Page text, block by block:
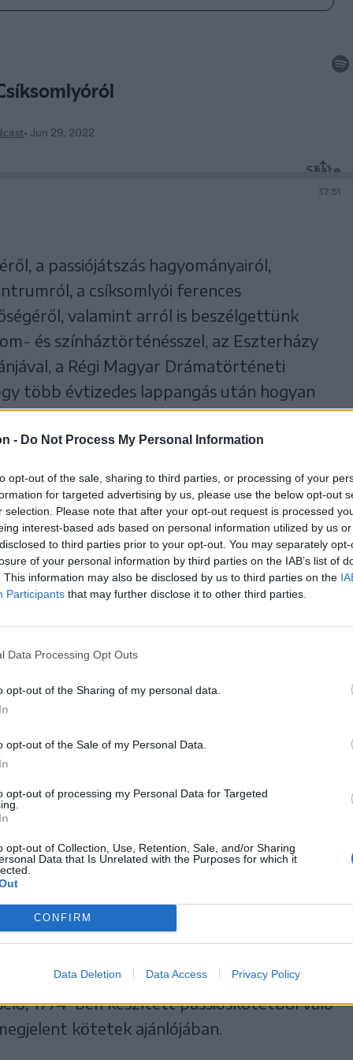
- Do Not Process My Personal Information
opt-out of the sale, sharing to third parties, or processing of your
for targeted advertising by us, please use the below opt-out
selection. Please note that after your opt-out request is processed
interest-based ads based on personal information utilized by us
to third parties prior to your opt-out. You may separately
of your personal information by third parties on the IAB’s list of
This information may also be disclosed by us to third parties on the
Participants that may further disclose it to other third parties.
Data Processing Opt Outs
opt-out of the Sharing of my personal data.
opt-out of the Sale of my Personal Data.
opt-out of processing my Personal Data for Targeted
opt-out of Collection, Use, Retention, Sale, and/or Sharing
Data that Is Unrelated with the Purposes for which it
CONFIRM
Data Deletion Data Access Privacy Policy
a passiójátszás hagyományairól,
a csíksomlyói ferences
valamint arról is beszélgettünk
és színháztörténésszel, az Eszterházy
a Régi Magyar Drámatörténeti
több évtizedes lappangás után hogyan
hitt szövegek.
ferences gimnázium
elejétől minden
játékkal, többnyire
köszöntötték a
a pünkösdi közösség
színjátszásnak fennmaradtak a
ismerjük. A Ferences iskoladrámák
a darabok forrásairól, zenei és
bevezető után 15 passiójáték
1921-1739 közötti időszakból.
kötetében 11 nagypénteki passiójátékot
az 1740 és 1750 közötti évekből. A
sorozatának harmadik kötete újabb 11
Ezek mindegyike a Liber exhibens
1774-ben készített passióskötetből való
kötetek ajánlójában.